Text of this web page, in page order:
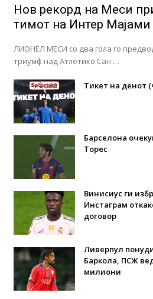
Нов рекорд на Меси
тимот на Интер Мајами
ЛИОНЕЛ МЕСИ со два гола го
триумф над Атлетико Сан …
Тикет на денот
Барселона
Торес
Винисиус ги
Инстаграм
договор
Ливерпул
Баркола, ПСЖ
милиони